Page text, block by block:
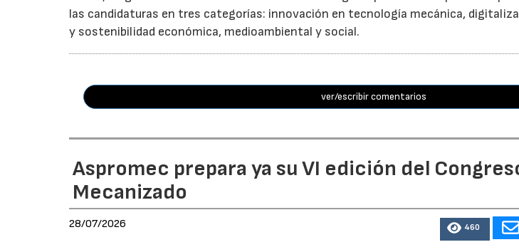
las candidaturas en tres categorías: innovación en tecnología mecánica,
y sostenibilidad económica, medioambiental y social.
ver/escribir comentarios
Aspromec prepara ya su VI edición del
Mecanizado
28/07/2026 460